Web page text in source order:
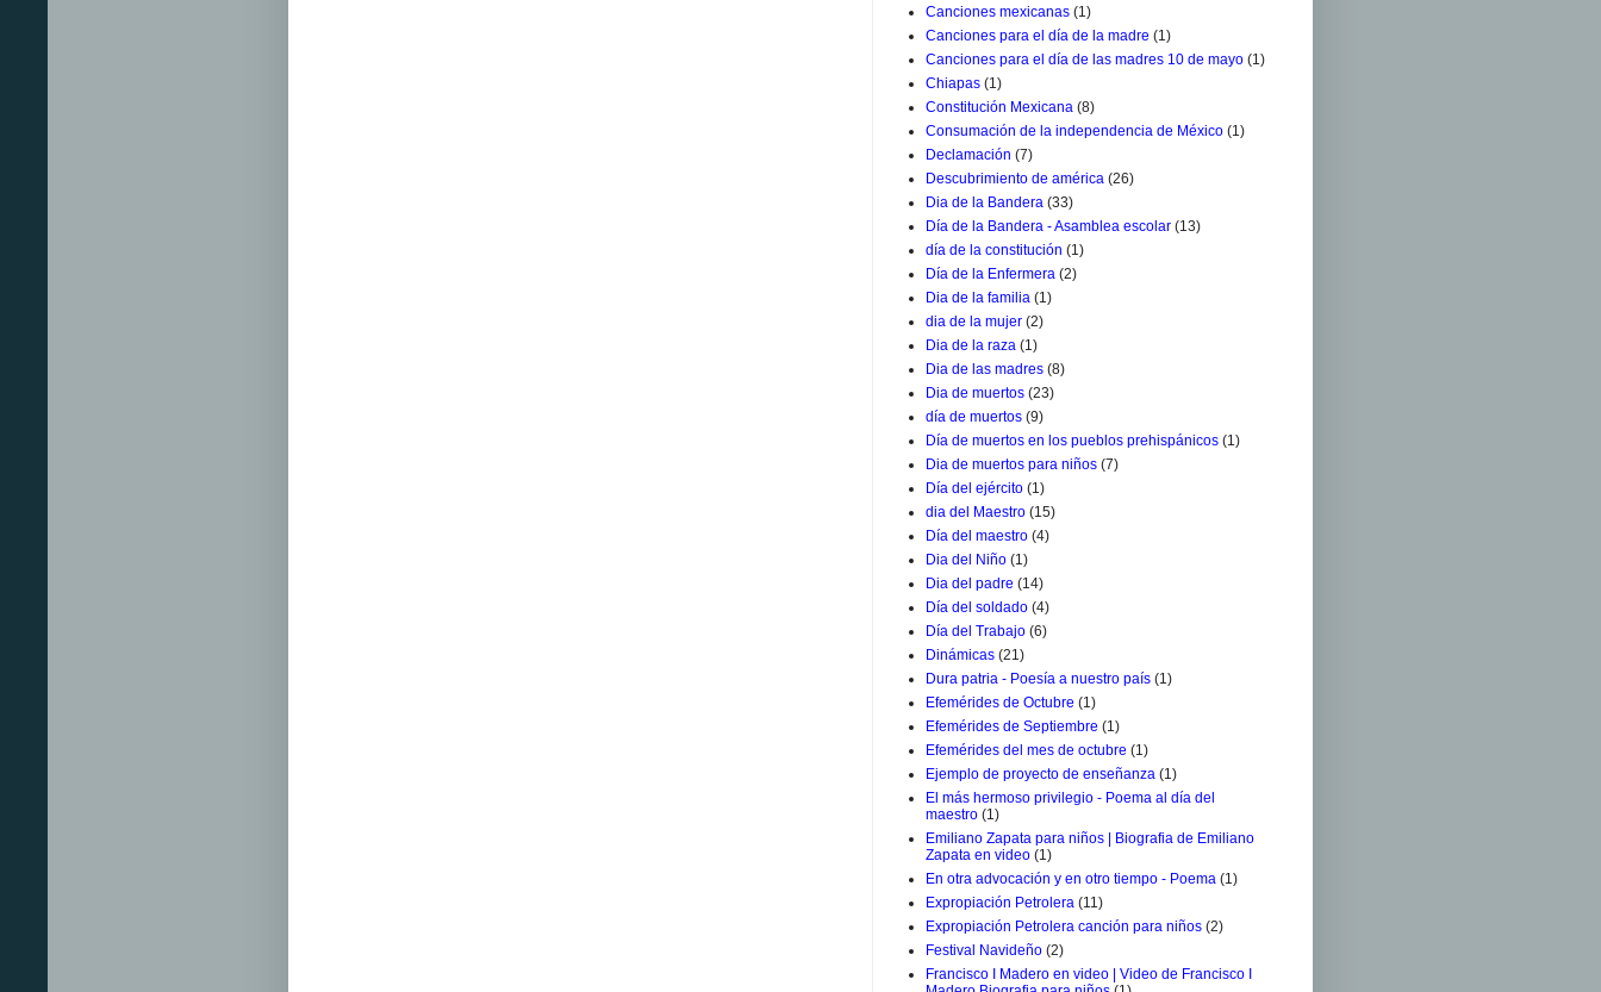
Canciones mexicanas (1)
Canciones para el día de la madre (1)
Canciones para el día de las madres 10 de mayo (1)
Chiapas (1)
Constitución Mexicana (8)
Consumación de la independencia de México (1)
Declamación (7)
Descubrimiento de américa (26)
Dia de la Bandera (33)
Día de la Bandera - Asamblea escolar (13)
día de la constitución (1)
Día de la Enfermera (2)
Dia de la familia (1)
dia de la mujer (2)
Dia de la raza (1)
Dia de las madres (8)
Dia de muertos (23)
día de muertos (9)
Día de muertos en los pueblos prehispánicos (1)
Dia de muertos para niños (7)
Día del ejército (1)
dia del Maestro (15)
Día del maestro (4)
Dia del Niño (1)
Dia del padre (14)
Día del soldado (4)
Día del Trabajo (6)
Dinámicas (21)
Dura patria - Poesía a nuestro país (1)
Efemérides de Octubre (1)
Efemérides de Septiembre (1)
Efemérides del mes de octubre (1)
Ejemplo de proyecto de enseñanza (1)
El más hermoso privilegio - Poema al día del
maestro (1)
Emiliano Zapata para niños | Biografia de Emiliano
Zapata en video (1)
En otra advocación y en otro tiempo - Poema (1)
Expropiación Petrolera (11)
Expropiación Petrolera canción para niños (2)
Festival Navideño (2)
Francisco I Madero en video | Video de Francisco I